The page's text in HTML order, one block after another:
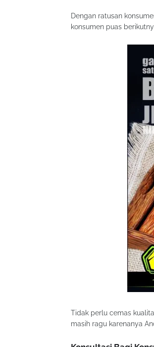
Dengan ratusan
konsumen puas
Tidak perlu cemas
masih ragu karenanya